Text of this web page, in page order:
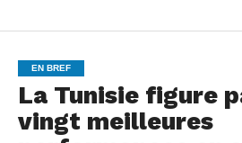
EN BREF
La Tunisie figure
vingt meilleures